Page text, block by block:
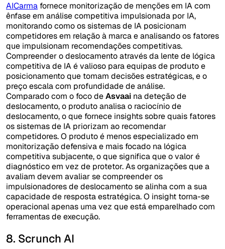
AICarma fornece monitorização de menções em IA com
ênfase em análise competitiva impulsionada por IA,
monitorando como os sistemas de IA posicionam
competidores em relação à marca e analisando os fatores
que impulsionam recomendações competitivas.
Compreender o deslocamento através da lente de lógica
competitiva de IA é valioso para equipas de produto e
posicionamento que tomam decisões estratégicas, e o
preço escala com profundidade de análise.
Comparado com o foco deAsvaai na deteção de
deslocamento, o produto analisa o raciocínio de
deslocamento, o que fornece insights sobre quais fatores
os sistemas de IA priorizam ao recomendar
competidores. O produto é menos especializado em
monitorização defensiva e mais focado na lógica
competitiva subjacente, o que significa que o valor é
diagnóstico em vez de protetor. As organizações que a
avaliam devem avaliar se compreender os
impulsionadores de deslocamento se alinha com a sua
capacidade de resposta estratégica. O insight torna-se
operacional apenas uma vez que está emparelhado com
ferramentas de execução.
8. Scrunch AI